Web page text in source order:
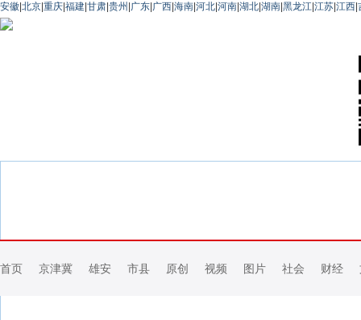
安徽 北京 重庆 福建 甘肃 贵州 广东 广西 海南 河北 河南 湖北 湖南 黑龙江 江苏 江西
首页 京津冀 雄安 市县 原创 视频 图片 社会 财经